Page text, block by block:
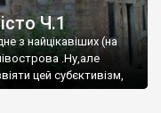
Ч.1
з найцікавіших (на
.Ну,але
цей субєктивізм,